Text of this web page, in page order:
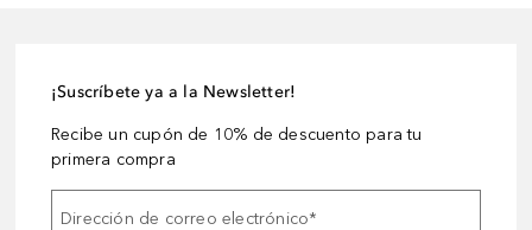
¡Suscríbete ya a la Newsletter!
Recibe un cupón de 10% de descuento para tu
primera compra
Dirección de correo electrónico*